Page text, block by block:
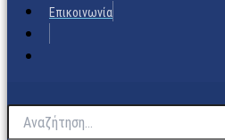
Επικοινωνία